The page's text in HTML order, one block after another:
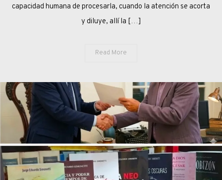
capacidad humana de procesarla, cuando la atención se acorta
y diluye, allí la […]
Read More